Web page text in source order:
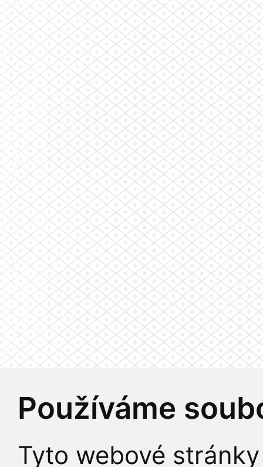
Používáme
Tyto webové